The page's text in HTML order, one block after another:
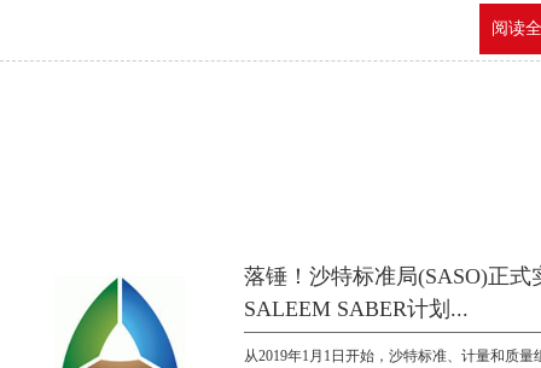
阅读
落锤！沙特标准局(SASO)正式
SALEEM SABER计划...
从2019年1月1日开始，沙特标准、计量和质量